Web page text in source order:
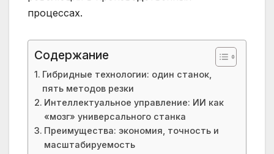
процессах.
Содержание
Гибридные технологии: один станок,
пять методов резки
Интеллектуальное управление: ИИ как
«мозг» универсального станка
Преимущества: экономия, точность и
масштабируемость